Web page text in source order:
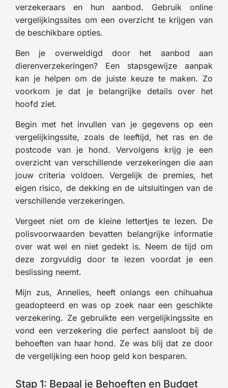
verzekeraars en hun aanbod. Gebruik online
vergelijkingssites om een overzicht te krijgen van
de beschikbare opties.
Ben je overweldigd door het aanbod aan
dierenverzekeringen? Een stapsgewijze aanpak
kan je helpen om de juiste keuze te maken. Zo
voorkom je dat je belangrijke details over het
hoofd ziet.
Begin met het invullen van je gegevens op een
vergelijkingssite, zoals de leeftijd, het ras en de
postcode van je hond. Vervolgens krijg je een
overzicht van verschillende verzekeringen die aan
jouw criteria voldoen. Vergelijk de premies, het
eigen risico, de dekking en de uitsluitingen van de
verschillende verzekeringen.
Vergeet niet om de kleine lettertjes te lezen. De
polisvoorwaarden bevatten belangrijke informatie
over wat wel en niet gedekt is. Neem de tijd om
deze zorgvuldig door te lezen voordat je een
beslissing neemt.
Mijn zus, Annelies, heeft onlangs een chihuahua
geadopteerd en was op zoek naar een geschikte
verzekering. Ze gebruikte een vergelijkingssite en
vond een verzekering die perfect aansloot bij de
behoeften van haar hond. Ze was blij dat ze door
de vergelijking een hoop geld kon besparen.
Stap 1: Bepaal je Behoeften en Budget